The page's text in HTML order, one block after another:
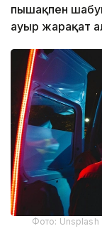
пышақпен
ауыр жарақат
Фото: Unsplash